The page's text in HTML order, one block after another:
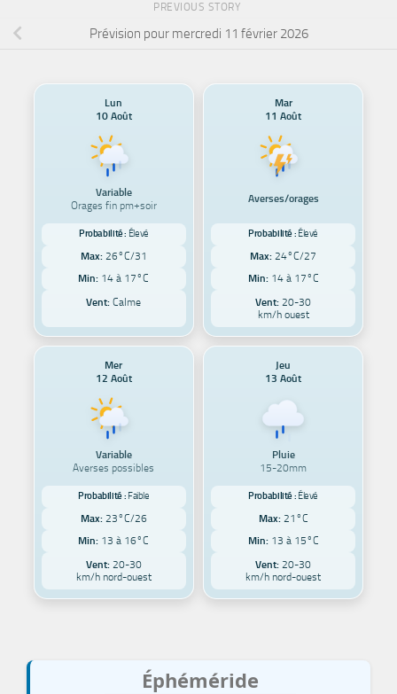
PREVIOUS STORY
Prévision pour mercredi 11 février 2026
Lun
10 Août
Variable
Orages fin pm+soir
Probabilité : Élevé
Max: 26°C/31
Min: 14 à 17°C
Vent: Calme
Mar
11 Août
Averses/orages
Probabilité : Élevé
Max: 24°C/27
Min: 14 à 17°C
Vent: 20-30
km/h ouest
Mer
12 Août
Variable
Averses possibles
Probabilité : Faible
Max: 23°C/26
Min: 13 à 16°C
Vent:20-30
km/h nord-ouest
Jeu
13 Août
Pluie
15-20mm
Probabilité : Élevé
Max: 21°C
Min: 13 à 15°C
Vent: 20-30
km/h nord-ouest
Éphéméride